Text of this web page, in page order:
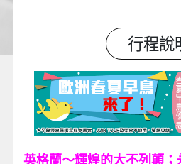
行程說
英格蘭～輝煌的大不列顛